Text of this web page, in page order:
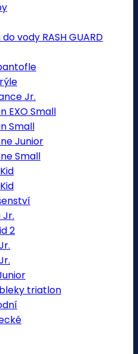
vody RASH GUARD
Jr.
EXO Small
Small
Junior
Small
Jr.
2
triatlon